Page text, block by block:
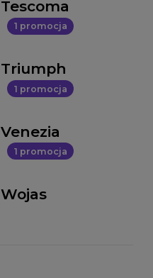
Tescoma
1 promocja
Triumph
1 promocja
Venezia
1 promocja
Wojas